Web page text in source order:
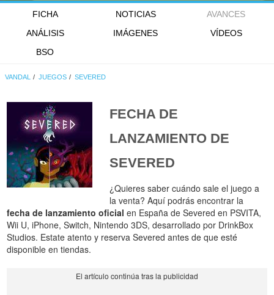
FICHA NOTICIAS
AVANCES
ANÁLISIS
IMÁGENES
VÍDEOS
BSO
VANDAL JUEGOS SEVERED
FECHA DE
LANZAMIENTO DE
SEVERED
¿Quieres saber cuándo sale el juego a
la venta? Aquí podrás encontrar la
fecha de lanzamiento oficial en España de Severed en PSVITA,
Wii U, iPhone, Switch, Nintendo 3DS, desarrollado por DrinkBox
Studios. Estate atento y reserva Severed antes de que esté
disponible en tiendas.